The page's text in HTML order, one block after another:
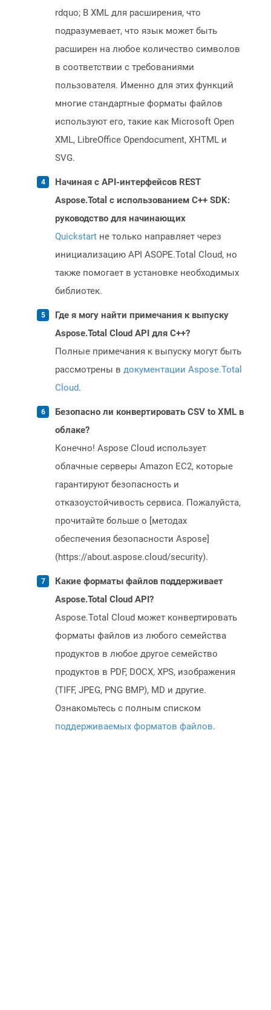
rdquo; В XML для расширения, что
подразумевает, что язык может быть
расширен на любое количество символов
в соответствии с требованиями
пользователя. Именно для этих функций
многие стандартные форматы файлов
используют его, такие как Microsoft Open
XML, LibreOffice Opendocument, XHTML и
SVG.
Начиная с API-интерфейсов REST
Aspose.Total с использованием C++ SDK:
руководство для начинающих
Quickstart не только направляет через
инициализацию API ASOPE.Total Cloud, но
также помогает в установке необходимых
библиотек.
Где я могу найти примечания к выпуску
Aspose.Total Cloud API для C++?
Полные примечания к выпуску могут быть
рассмотрены в документации Aspose.Total
Cloud.
Безопасно ли конвертировать CSV to XML в
облаке?
Конечно! Aspose Cloud использует
облачные серверы Amazon EC2, которые
гарантируют безопасность и
отказоустойчивость сервиса. Пожалуйста,
прочитайте больше о [методах
обеспечения безопасности Aspose]
(https://about.aspose.cloud/security).
Какие форматы файлов поддерживает
Aspose.Total Cloud API?
Aspose.Total Cloud может конвертировать
форматы файлов из любого семейства
продуктов в любое другое семейство
продуктов в PDF, DOCX, XPS, изображения
(TIFF, JPEG, PNG BMP), MD и другие.
Ознакомьтесь с полным списком
поддерживаемых форматов файлов.